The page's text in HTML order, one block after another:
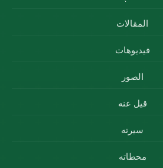
المقالات
فيديوهات
الصور
قيل عنه
سيرته
محطاته